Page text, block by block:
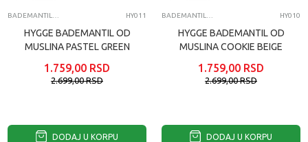
HY011
HYGGE BADEMANTIL OD
MUSLINA PASTEL GREEN
1.759,00 RSD
2.699,00RSD
DODAJ U KORPU
HY010
HYGGE BADEMANTIL OD
MUSLINA COOKIE BEIGE
1.759,00 RSD
2.699,00RSD
DODAJ U KORPU